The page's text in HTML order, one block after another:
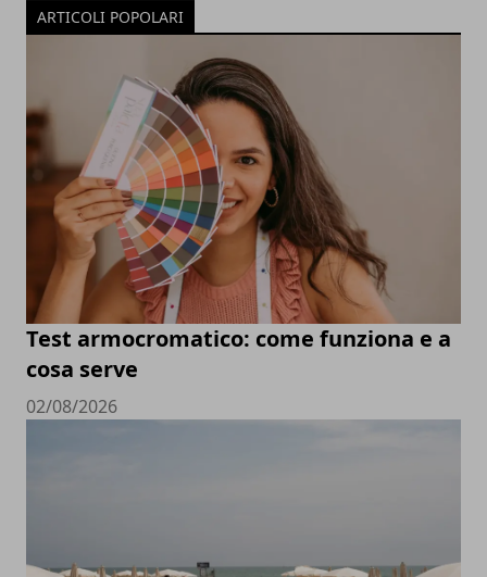
ARTICOLI POPOLARI
Test armocromatico: come funziona e a
cosa serve
02/08/2026